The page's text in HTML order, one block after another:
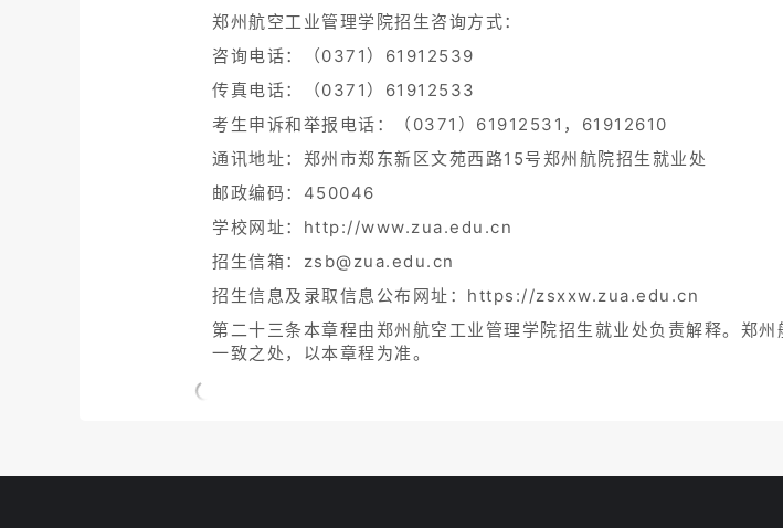
郑州航空工业管理学院招生咨询方式：
咨询电话：（0371）61912539
传真电话：（0371）61912533
考生申诉和举报电话：（0371）61912531，61912610
通讯地址：郑州市郑东新区文苑西路15号郑州航院招生就业处
邮政编码：450046
学校网址：http://www.zua.edu.cn
招生信箱：zsb@zua.edu.cn
招生信息及录取信息公布网址：https://zsxxw.zua.edu.cn
第二十三条本章程由郑州航空工业管理学院招生就业处负责解释。郑
一致之处，以本章程为准。